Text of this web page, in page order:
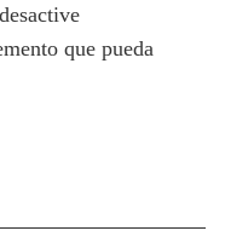
que pueda